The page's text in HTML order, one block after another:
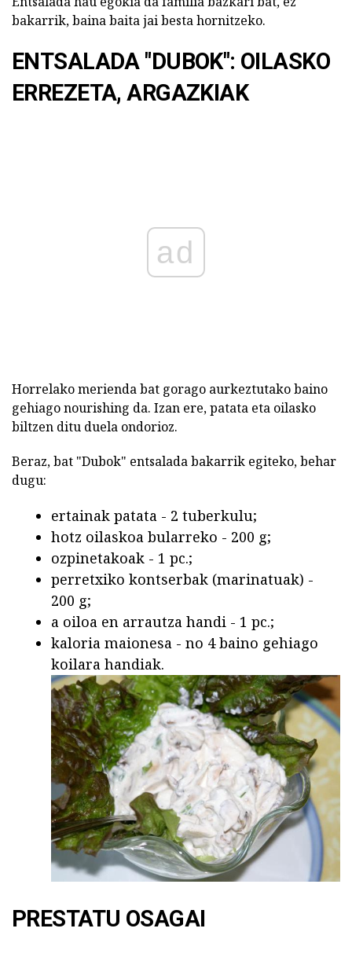
bakarrik, baina baita jai besta hornitzeko.
ENTSALADA "DUBOK": OILASKO
ERREZETA, ARGAZKIAK
ad
Horrelako merienda bat gorago aurkeztutako baino
gehiago nourishing da. Izan ere, patata eta oilasko
biltzen ditu duela ondorioz.
Beraz, bat "Dubok" entsalada bakarrik egiteko, behar
dugu:
ertainak patata - 2 tuberkulu;
hotz oilaskoa bularreko - 200 g;
ozpinetakoak - 1 pc.;
perretxiko kontserbak (marinatuak) -
200 g;
a oiloa en arrautza handi - 1 pc.;
kaloria maionesa - no 4 baino gehiago
koilara handiak.
PRESTATU OSAGAI